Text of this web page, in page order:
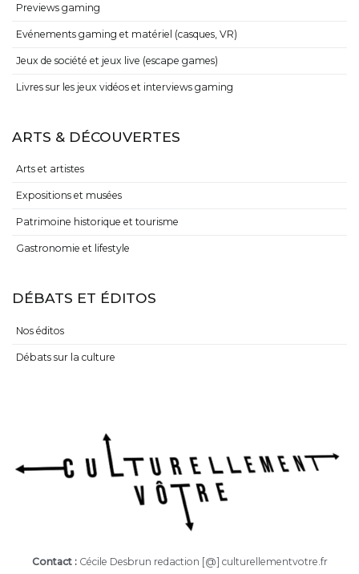
Previews gaming
Evénements gaming et matériel (casques, VR)
Jeux de société et jeux live (escape games)
Livres sur les jeux vidéos et interviews gaming
ARTS & DÉCOUVERTES
Arts et artistes
Expositions et musées
Patrimoine historique et tourisme
Gastronomie et lifestyle
DÉBATS ET ÉDITOS
Nos éditos
Débats sur la culture
Contact :Cécile Desbrun redaction [@] culturellementvotre.fr